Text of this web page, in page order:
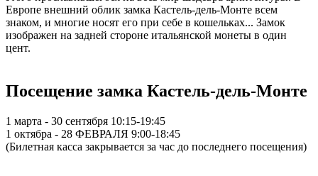
Европе внешний облик замка Кастель-дель-Монте всем
знаком, и многие носят его при себе в кошельках... Замок
изображен на задней стороне итальянской монеты в один
цент.
Посещение замка Кастель-дель-Монте
1 марта - 30 сентября 10:15-19:45
1 октябра - 28 ФЕВРАЛЯ 9:00-18:45
(Билетная касса закрывается за час до последнего посещения)